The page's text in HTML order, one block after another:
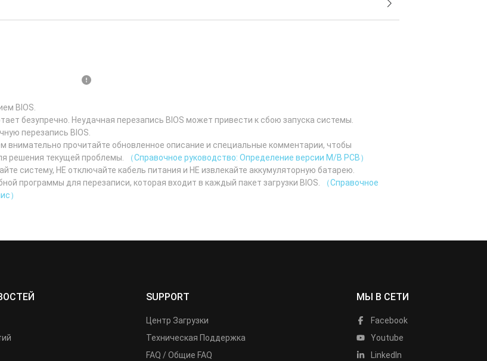
BIOS.
безупречно. Неудачная перезапись BIOS может привести к сбою запуска системы.
перезапись BIOS.
внимательно прочитайте обновленное описание и специальные комментарии, чтобы
решения текущей проблемы.
（Справочное руководство: Определение версии M/B PCB）
систему, НЕ отключайте кабель питания и НЕ извлекайте аккумуляторную батарею.
программы для перезаписи, которая входит в каждый пакет загрузки BIOS.
（Справочное
）
SUPPORT
Центр Загрузки
Техническая Поддержка
FAQ / Общие FAQ
МЫ В СЕТИ
Facebook
Youtube
LinkedIn